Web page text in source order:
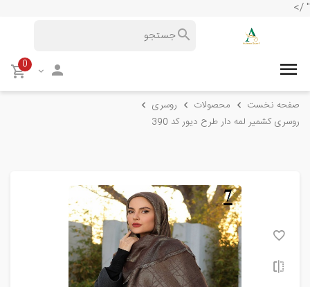
" />
0
صفحه نخست محصولات
روسری
روسری کشمیر لمه دار طرح دیور کد 390